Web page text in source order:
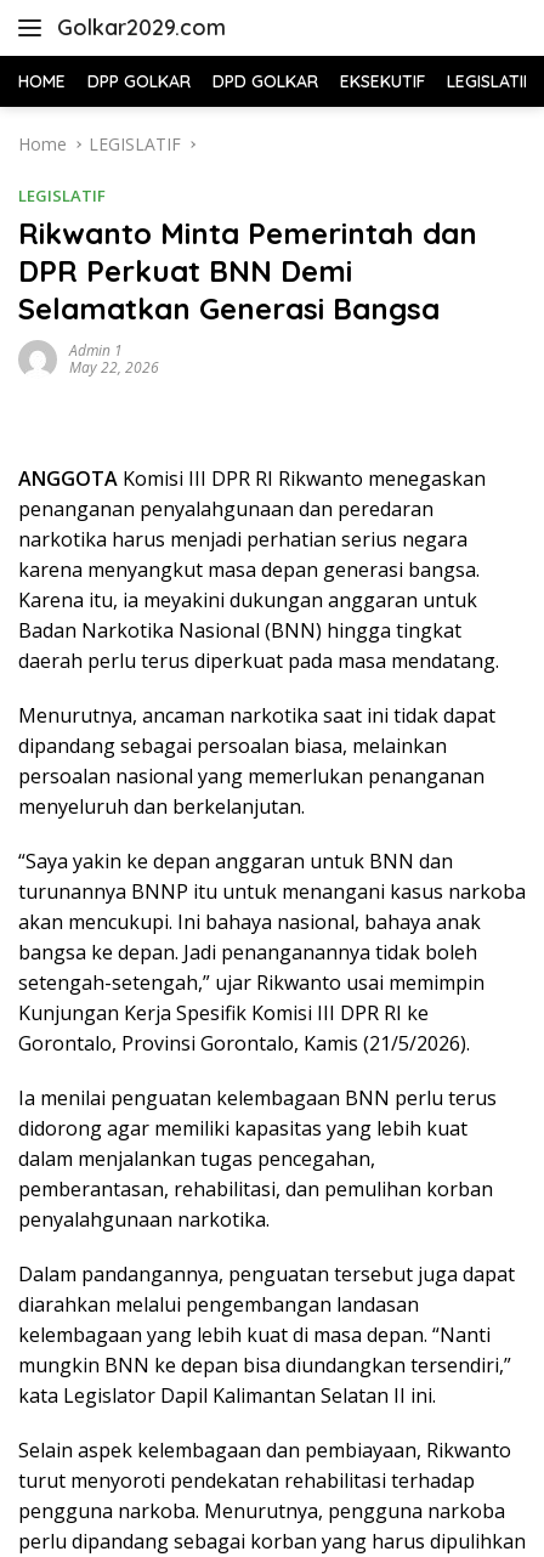
Golkar2029.com
HOME DPP GOLKAR DPD GOLKAR EKSEKUTIF LEGISLATIF
Home LEGISLATIF
LEGISLATIF
Rikwanto Minta Pemerintah dan
DPR Perkuat BNN Demi
Selamatkan Generasi Bangsa
Admin 1
May 22, 2026
ANGGOTA Komisi III DPR RI Rikwanto menegaskan
penanganan penyalahgunaan dan peredaran
narkotika harus menjadi perhatian serius negara
karena menyangkut masa depan generasi bangsa.
Karena itu, ia meyakini dukungan anggaran untuk
Badan Narkotika Nasional (BNN) hingga tingkat
daerah perlu terus diperkuat pada masa mendatang.
Menurutnya, ancaman narkotika saat ini tidak dapat
dipandang sebagai persoalan biasa, melainkan
persoalan nasional yang memerlukan penanganan
menyeluruh dan berkelanjutan.
“Saya yakin ke depan anggaran untuk BNN dan
turunannya BNNP itu untuk menangani kasus narkoba
akan mencukupi. Ini bahaya nasional, bahaya anak
bangsa ke depan. Jadi penanganannya tidak boleh
setengah-setengah,” ujar Rikwanto usai memimpin
Kunjungan Kerja Spesifik Komisi III DPR RI ke
Gorontalo, Provinsi Gorontalo, Kamis (21/5/2026).
Ia menilai penguatan kelembagaan BNN perlu terus
didorong agar memiliki kapasitas yang lebih kuat
dalam menjalankan tugas pencegahan,
pemberantasan, rehabilitasi, dan pemulihan korban
penyalahgunaan narkotika.
Dalam pandangannya, penguatan tersebut juga dapat
diarahkan melalui pengembangan landasan
kelembagaan yang lebih kuat di masa depan. “Nanti
mungkin BNN ke depan bisa diundangkan tersendiri,”
kata Legislator Dapil Kalimantan Selatan II ini.
Selain aspek kelembagaan dan pembiayaan, Rikwanto
turut menyoroti pendekatan rehabilitasi terhadap
pengguna narkoba. Menurutnya, pengguna narkoba
perlu dipandang sebagai korban yang harus dipulihkan